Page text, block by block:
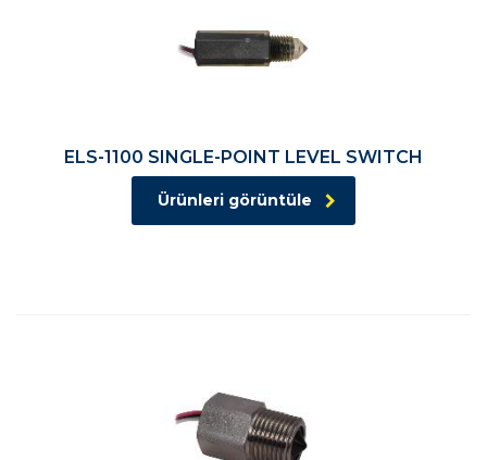
ELS-1100 SINGLE-POINT LEVEL SWITCH
Ürünleri görüntüle